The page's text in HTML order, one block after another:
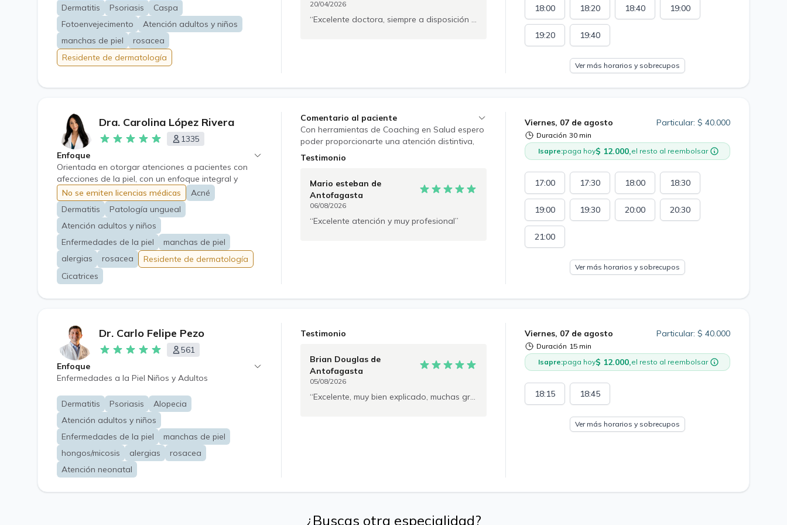
Dermatitis
Psoriasis
Caspa
Fotoenvejecimento
Atención adultos y niños
manchas de piel
rosacea
Residente de dermatología
18:00 18:20 18:40 19:00
19:20 19:40
Ver más horarios y sobrecupos
para que te sientas cómodo/a y seguro/a.
20/04/2026
Excelente doctora, siempre a disposición y su tratamiento acertado 100%
Dra. Carolina López Rivera
1335
Enfoque
Orientada en otorgar atenciones a pacientes con
afecciones de la piel, con un enfoque integral y
personalizado. En el área de medicina laboral,
cuento además con amplia experiencia en
enfermedades derivadas del trabajo, tanto
dermatológicas como de la esfera de salud mental
tan predominantes como el estrés laboral, ayudando
mediante terapias accesibles y la intervención de los
estilos de vida.
No se emiten licencias médicas
Acné
Dermatitis
Patología ungueal
Atención adultos y niños
Enfermedades de la piel
manchas de piel
alergias
rosacea
Residente de dermatología
Cicatrices
Viernes, 07 de agosto
Duración 30 min
Particular: $ 40.000
Isapre:paga hoy$ 12.000,el resto al reembolsar
17:00 17:30 18:00 18:30
19:00 19:30 20:00 20:30
21:00
Ver más horarios y sobrecupos
Comentario al paciente
Con herramientas de Coaching en Salud espero
poder proporcionarte una atención distintiva,
con un acompañamiento y orientación
Testimonio
Mario esteban de
Antofagasta
06/08/2026
Excelente atención y muy profesional
Dr. Carlo Felipe Pezo
561
Enfoque
Enfermedades a la Piel Niños y Adultos
Dermatitis Psoriasis
Alopecia
Atención adultos y niños
Enfermedades de la piel
manchas de piel
hongos/micosis
alergias
rosacea
Atención neonatal
Viernes, 07 de agosto
Duración 15 min
Particular: $ 40.000
Isapre:paga hoy$ 12.000,el resto al reembolsar
18:15 18:45
Ver más horarios y sobrecupos
Testimonio
Brian Douglas de
Antofagasta
05/08/2026
Excelente, muy bien explicado, muchas gracias
¿Buscas otra especialidad?